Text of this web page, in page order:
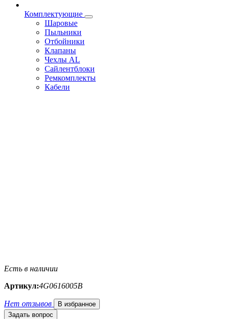
Комплектующие
Шаровые
Пыльники
Отбойники
Клапаны
Чехлы AL
Сайлентблоки
Ремкомплекты
Кабели
Есть в наличии
Артикул:4G0616005B
Нет отзывов
В избранное
Задать вопрос